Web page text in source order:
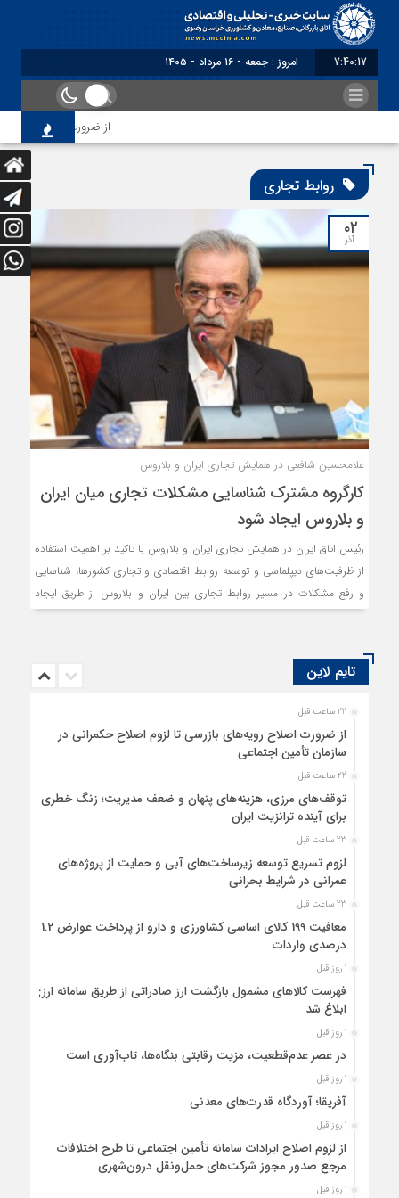
7:40:17 امروز : جمعه - ۱۶ مرداد - ۱۴۰۵
از ضرورت اصلاح
روابط تجاری
۰۲
آذر
غلامحسین شافعی در همایش تجاری ایران و بلاروس
کارگروه مشترک شناسایی مشکلات تجاری میان ایران
و بلاروس ایجاد شود
رئیس اتاق ایران در همایش تجاری ایران و بلاروس با تاکید بر اهمیت استفاده
از ظرفیت‌های دیپلماسی و توسعه روابط اقتصادی و تجاری کشورها، شناسایی
و رفع مشکلات در مسیر روابط تجاری بین ایران و بلاروس از طریق ایجاد
تایم لاین
22 ساعت قبل
از ضرورت اصلاح رویه‌های بازرسی تا لزوم اصلاح حکمرانی در
سازمان تأمین اجتماعی
22 ساعت قبل
توقف‌های مرزی، هزینه‌های پنهان و ضعف مدیریت؛ زنگ خطری
برای آینده ترانزیت ایران
23 ساعت قبل
لزوم تسریع توسعه زیرساخت‌های آبی و حمایت از پروژه‌های
عمرانی در شرایط بحرانی
23 ساعت قبل
معافیت 199 کالای اساسی کشاورزی و دارو از پرداخت عوارض 1.2
درصدی واردات
1 روز قبل
فهرست کالاهای مشمول بازگشت ارز صادراتی از طریق سامانه ارزی
ابلاغ شد
1 روز قبل
در عصر عدم‌قطعیت، مزیت رقابتی بنگاه‌ها، تاب‌آوری است
1 روز قبل
آفریقا؛ آوردگاه قدرت‌های معدنی
1 روز قبل
از لزوم اصلاح ایرادات سامانه تأمین اجتماعی تا طرح اختلافات
مرجع صدور مجوز شرکت‌های حمل‌ونقل درون‌شهری
1 روز قبل